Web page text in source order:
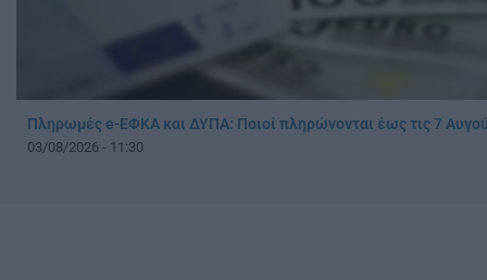
Πληρωμές e-ΕΦΚΑ και ΔΥΠΑ: Ποιοί πληρώνονται έως τις 7
03/08/2026 - 11:30